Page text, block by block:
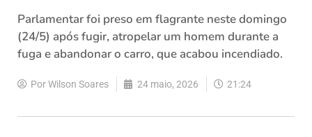
Parlamentar foi preso em flagrante neste domingo
(24/5) após fugir, atropelar um homem durante a
fuga e abandonar o carro, que acabou incendiado.
PorWilson Soares 24 maio, 2026 21:24